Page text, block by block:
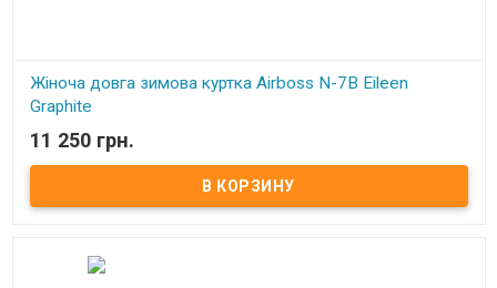
Жіноча довга зимова куртка Airboss N-7B Eileen
Graphite
Под заказ
11 250 грн.